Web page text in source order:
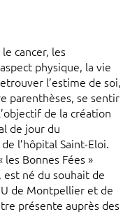
cancer, les
physique, la vie
l’estime de soi,
parenthèses, se sentir
de la création
de jour du
l’hôpital Saint-Eloi.
les Bonnes Fées »
est né du souhait de
de Montpellier et de
présente auprès des